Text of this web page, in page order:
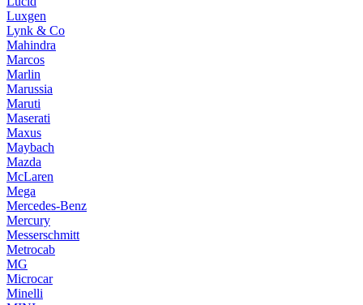
Luxgen
Lynk & Co
Mahindra
Marcos
Marlin
Marussia
Maruti
Maserati
Maxus
Maybach
Mazda
McLaren
Mega
Mercedes-Benz
Mercury
Messerschmitt
Metrocab
MG
Microcar
Minelli